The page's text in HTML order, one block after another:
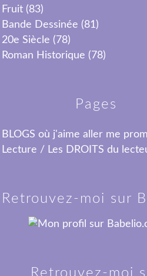
Fruit (83)
Bande Dessinée (81)
20e Siècle (78)
Roman Historique (78)
Pages
BLOGS où j'aime aller me
Lecture / Les DROITS du
Retrouvez-moi sur
Retrouvez-moi